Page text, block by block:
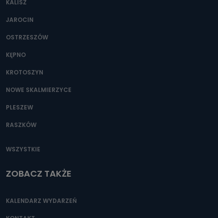
Można to zrobić pod numerem telefonu 62 735-51-05 lub
KALISZ
JAROCIN
OSTRZESZÓW
KĘPNO
KROTOSZYN
NOWE SKALMIERZYCE
PLESZEW
RASZKÓW
WSZYSTKIE
ZOBACZ TAKŻE
KALENDARZ WYDARZEŃ